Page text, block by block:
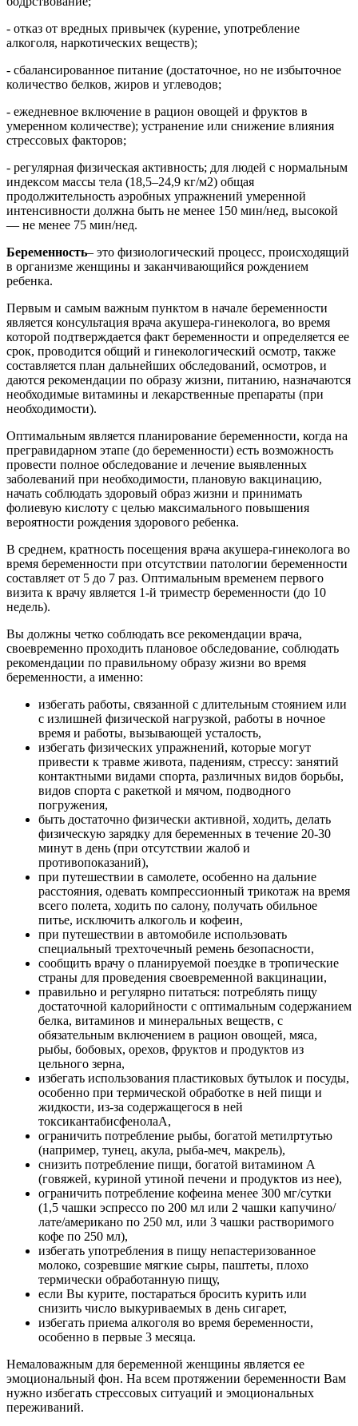
- отказ от вредных привычек (курение, употребление
алкоголя, наркотических веществ);
- сбалансированное питание (достаточное, но не избыточное
количество белков, жиров и углеводов;
- ежедневное включение в рацион овощей и фруктов в
умеренном количестве); устранение или снижение влияния
стрессовых факторов;
- регулярная физическая активность; для людей с нормальным
индексом массы тела (18,5–24,9 кг/м2) общая
продолжительность аэробных упражнений умеренной
интенсивности должна быть не менее 150 мин/нед, высокой
— не менее 75 мин/нед.
Беременность– это физиологический процесс, происходящий
в организме женщины и заканчивающийся рождением
ребенка.
Первым и самым важным пунктом в начале беременности
является консультация врача акушера-гинеколога, во время
которой подтверждается факт беременности и определяется ее
срок, проводится общий и гинекологический осмотр, также
составляется план дальнейших обследований, осмотров, и
даются рекомендации по образу жизни, питанию, назначаются
необходимые витамины и лекарственные препараты (при
необходимости).
Оптимальным является планирование беременности, когда на
прегравидарном этапе (до беременности) есть возможность
провести полное обследование и лечение выявленных
заболеваний при необходимости, плановую вакцинацию,
начать соблюдать здоровый образ жизни и принимать
фолиевую кислоту с целью максимального повышения
вероятности рождения здорового ребенка.
В среднем, кратность посещения врача акушера-гинеколога во
время беременности при отсутствии патологии беременности
составляет от 5 до 7 раз. Оптимальным временем первого
визита к врачу является 1-й триместр беременности (до 10
недель).
Вы должны четко соблюдать все рекомендации врача,
своевременно проходить плановое обследование, соблюдать
рекомендации по правильному образу жизни во время
беременности, а именно:
избегать работы, связанной с длительным стоянием или
с излишней физической нагрузкой, работы в ночное
время и работы, вызывающей усталость,
избегать физических упражнений, которые могут
привести к травме живота, падениям, стрессу: занятий
контактными видами спорта, различных видов борьбы,
видов спорта с ракеткой и мячом, подводного
погружения,
быть достаточно физически активной, ходить, делать
физическую зарядку для беременных в течение 20-30
минут в день (при отсутствии жалоб и
противопоказаний),
при путешествии в самолете, особенно на дальние
расстояния, одевать компрессионный трикотаж на время
всего полета, ходить по салону, получать обильное
питье, исключить алкоголь и кофеин,
при путешествии в автомобиле использовать
специальный трехточечный ремень безопасности,
сообщить врачу о планируемой поездке в тропические
страны для проведения своевременной вакцинации,
правильно и регулярно питаться: потреблять пищу
достаточной калорийности с оптимальным содержанием
белка, витаминов и минеральных веществ, с
обязательным включением в рацион овощей, мяса,
рыбы, бобовых, орехов, фруктов и продуктов из
цельного зерна,
избегать использования пластиковых бутылок и посуды,
особенно при термической обработке в ней пищи и
жидкости, из-за содержащегося в ней
токсикантабисфенолаA,
ограничить потребление рыбы, богатой метилртутью
(например, тунец, акула, рыба-меч, макрель),
снизить потребление пищи, богатой витамином A
(говяжей, куриной утиной печени и продуктов из нее),
ограничить потребление кофеина менее 300 мг/сутки
(1,5 чашки эспрессо по 200 мл или 2 чашки капучино/
лате/американо по 250 мл, или 3 чашки растворимого
кофе по 250 мл),
избегать употребления в пищу непастеризованное
молоко, созревшие мягкие сыры, паштеты, плохо
термически обработанную пищу,
если Вы курите, постараться бросить курить или
снизить число выкуриваемых в день сигарет,
избегать приема алкоголя во время беременности,
особенно в первые 3 месяца.
Немаловажным для беременной женщины является ее
эмоциональный фон. На всем протяжении беременности Вам
нужно избегать стрессовых ситуаций и эмоциональных
переживаний.